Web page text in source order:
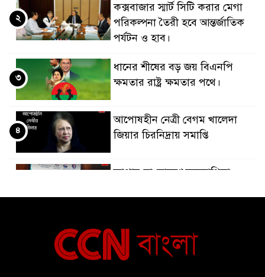
কক্সবাজার স্মার্ট সিটি করার মেগা
পরিকল্পনা তৈরী হবে আন্তর্জাতিক
পর্যটন ও হাব।
২
ধানের শীষের বড় জয় বিএনপি
ক্ষমতার রাষ্ট্র ক্ষমতার পথে।
৩
আপোষহীন নেত্রী বেগম খালেদা
জিয়ার চিরনিদ্রায় সমাপ্তি
৪
জাপান-বাংলাদেশ সহযোগিতা
এবং সহ-পররাষ্ট্রমন্ত্রীর সৌজন্য
সাক্ষাৎ